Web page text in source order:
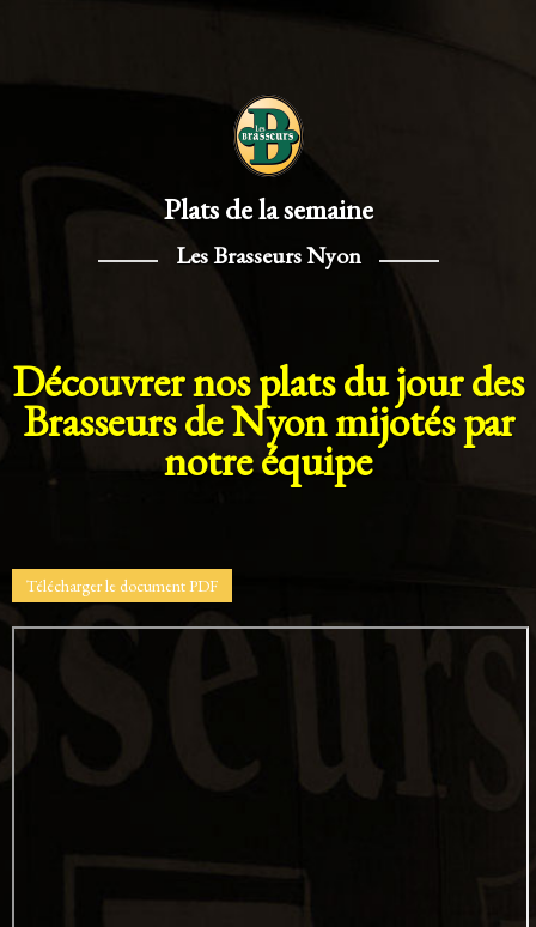
Plats de la semaine
Les Brasseurs Nyon
Découvrer nos plats du jour des
Brasseurs de Nyon mijotés par
notre équipe
Télécharger le document PDF